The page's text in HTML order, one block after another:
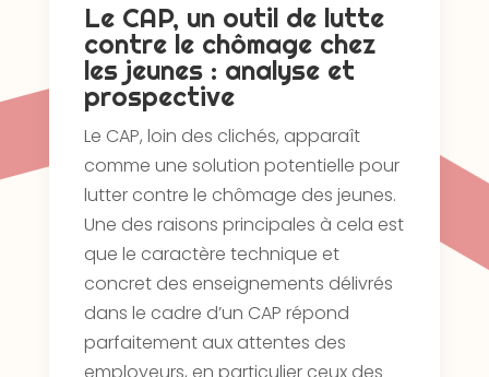
Le CAP, un outil de lutte
contre le chômage chez
les jeunes : analyse et
prospective
Le CAP, loin des clichés, apparaît
comme une solution potentielle pour
lutter contre le chômage des jeunes.
Une des raisons principales à cela est
que le caractère technique et
concret des enseignements délivrés
dans le cadre d’un CAP répond
parfaitement aux attentes des